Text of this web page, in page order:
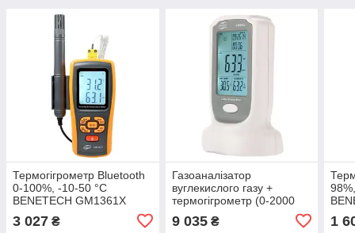
Термогігрометр Bluetooth
0-100%, -10-50 °C
BENETECH GM1361X
3 027 ₴
Газоаналізатор
вуглекислого газу +
термогігрометр (0-2000
BENETECH GM8802
9 035₴ 1